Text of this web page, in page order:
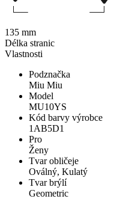
Vlastnosti
Podznačka
Miu Miu
Model
MU10YS
Kód barvy výrobce
1AB5D1
Pro
Ženy
Tvar obličeje
Oválný, Kulatý
Tvar brýlí
Geometric
135 mm
Délka stranic